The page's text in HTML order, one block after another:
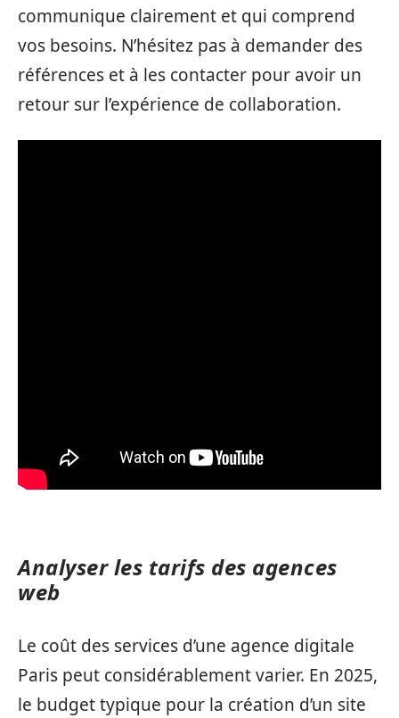
communique clairement et qui comprend
vos besoins. N’hésitez pas à demander des
références et à les contacter pour avoir un
retour sur l’expérience de collaboration.
Analyser les tarifs des agences
web
Le coût des services d’une agence digitale
Paris peut considérablement varier. En 2025,
le budget typique pour la création d’un site